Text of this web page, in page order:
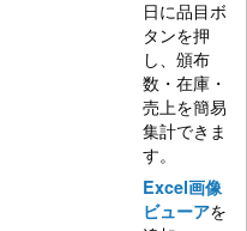
日に品目ボ
タンを押
し、頒布
数・在庫・
売上を簡易
集計できま
す。
Excel画像
ビューアを